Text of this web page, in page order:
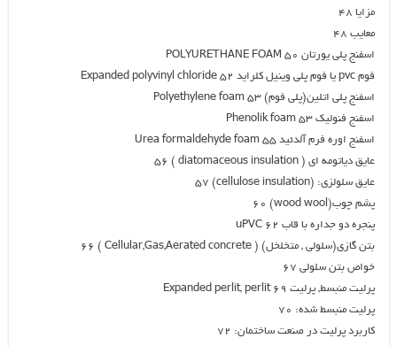
مزايا ۴۸
معايب ۴۸
اسفنج پلي يورتان POLYURETHANE FOAM 50
فوم pvc يا فوم پلي وينيل كلرايد Expanded polyvinyl chloride 52
اسفنج پلي اتلين(پلي فوم) Polyethylene foam 53
اسفنج فنوليك Phenolik foam 53
اسفنج اوره فرم آلدئيد Urea formaldehyde foam 55
عايق دياتومه اي ( diatomaceous insulation ) 56
عايق سلولزي: (cellulose insulation) 57
پشم چوب(wood wool) 60
پنجره دو جداره با قاب uPVC 62
بتن گازی(سلولی , متخلخل) ( Cellular,Gas,Aerated concrete ) 66
خواص بتن سلولي ۶۷
پرليت منبسط, پرليت Expanded perlit, perlit 69
پرليت منبسط شده: ۷۰
کاربرد پرلیت در صنعت ساختمان: ۷۲